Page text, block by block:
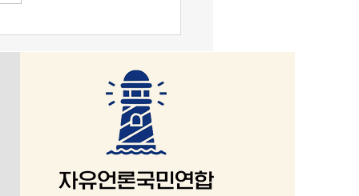
정신도 예외일 수 없다. ‘대
일반의지가 표출됨을 이야기
반면 중국·북한 공산당에 의
적 카르텔’에 의해 움직 곳은